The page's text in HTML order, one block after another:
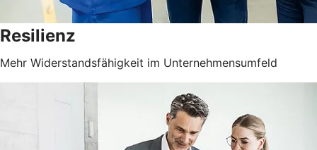
Resilienz
Mehr Widerstandsfähigkeit im Unternehmensumfeld